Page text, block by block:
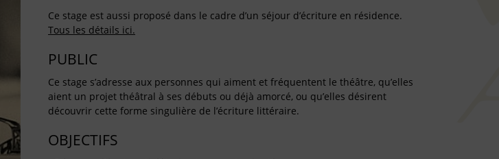
Ce stage est aussi proposé dans le cadre d’un séjour d’écriture en résidence.
Tous les détails ici.
PUBLIC
Ce stage s’adresse aux personnes qui aiment et fréquentent le théâtre, qu’elles
aient un projet théâtral à ses débuts ou déjà amorcé, ou qu’elles désirent
découvrir cette forme singulière de l’écriture littéraire.
OBJECTIFS